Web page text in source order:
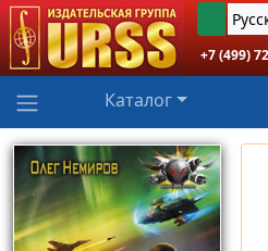
+7 (499)
Каталог